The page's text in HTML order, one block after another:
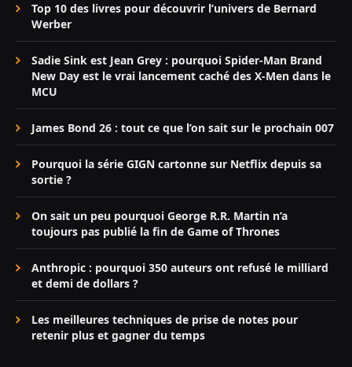
Top 10 des livres pour découvrir l’univers de Bernard
Werber
Sadie Sink est Jean Grey : pourquoi Spider-Man Brand
New Day est le vrai lancement caché des X-Men dans le
MCU
James Bond 26 : tout ce que l’on sait sur le prochain 007
Pourquoi la série GIGN cartonne sur Netflix depuis sa
sortie ?
On sait un peu pourquoi George R.R. Martin n’a
toujours pas publié la fin de Game of Thrones
Anthropic : pourquoi 350 auteurs ont refusé le milliard
et demi de dollars ?
Les meilleures techniques de prise de notes pour
retenir plus et gagner du temps